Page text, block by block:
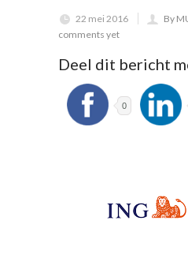
22 mei 2016 By
comments yet
Deel dit bericht
0